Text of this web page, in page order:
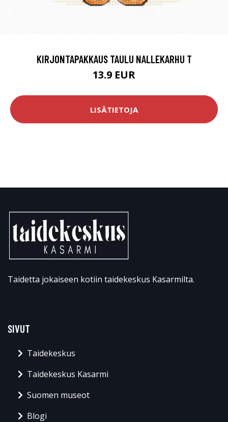
KIRJONTAPAKKAUS TAULU NALLEKARHU T
13.9 EUR
LISÄTIETOJA
Taidetta jokaiseen kotiin taidekeskus Kasarmilta.
SIVUT
Taidekeskus
Taidekeskus Kasarmi
Suomen museot
Blogi